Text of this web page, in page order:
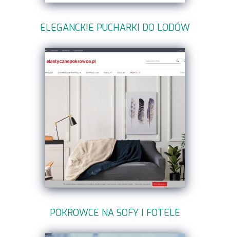
ELEGANCKIE PUCHARKI DO LODÓW
POKROWCE NA SOFY I FOTELE